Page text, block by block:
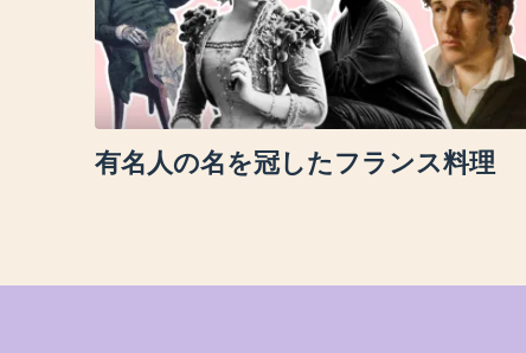
有名人の名を冠したフランス料理